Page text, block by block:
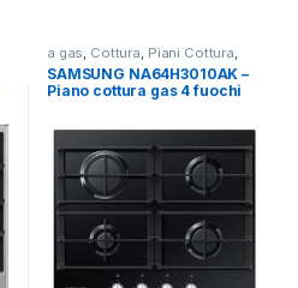
a gas Cottura Piani Cottura
SAMSUNG
SAMSUNG NA64H3010AK –
Piano cottura gas 4 fuochi